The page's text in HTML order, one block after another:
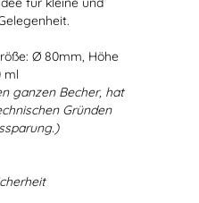
Ø 80mm, Höhe
ml
ganzen Becher, hat
Gründen